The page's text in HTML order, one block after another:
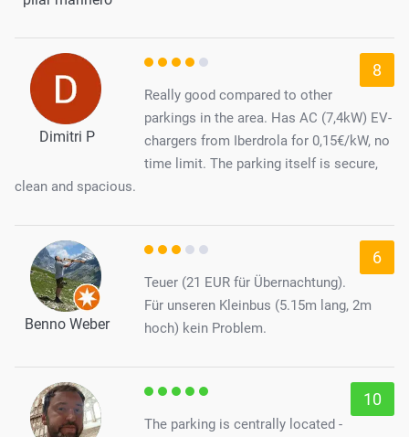
Dimitri P
8
Really good compared to other
parkings in the area. Has AC (7,4kW) EV-
chargers from Iberdrola for 0,15€/kW, no
time limit. The parking itself is secure,
clean and spacious.
Benno Weber
6
Teuer (21 EUR für Übernachtung).
Für unseren Kleinbus (5.15m lang, 2m
hoch) kein Problem.
10
The parking is centrally located -